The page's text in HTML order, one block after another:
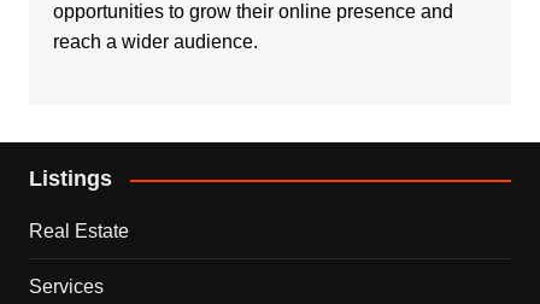
opportunities to grow their online presence and
reach a wider audience.
Listings
Real Estate
Services